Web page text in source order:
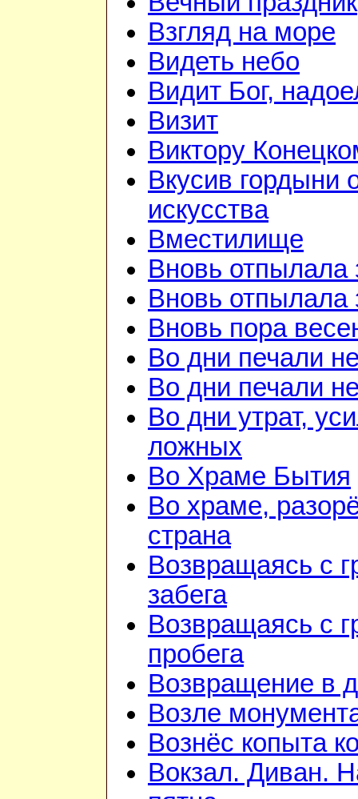
Взгляд на море
Видеть небо
Видит Бог,
Визит
Виктору
Вкусив гордыни
искусства
Вместилище
Вновь отпылала
Вновь отпылала
Вновь пора
Во дни печали
Во дни печали
Во дни утрат,
ложных
Во Храме Бытия
Во храме,
страна
Возвращаясь с
забега
Возвращаясь с
пробега
Возвращение в
Возле
Вознёс копыта
Вокзал. Диван.